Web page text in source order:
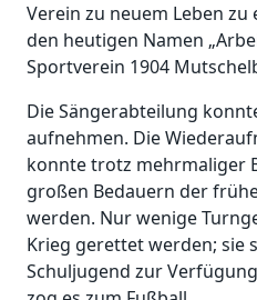
Verein zu neuem Leben
den heutigen Namen
Sportverein 1904
Die Sängerabteilung
aufnehmen. Die
konnte trotz mehrmaliger
großen Bedauern der
werden. Nur wenige
Krieg gerettet werden; sie
Schuljugend zur